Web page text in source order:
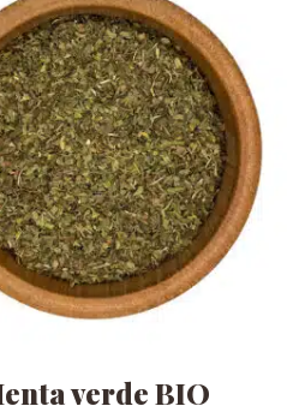
verde BIO